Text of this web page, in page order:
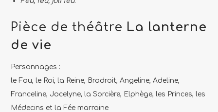
Pièce de théâtre La lanterne
de vie
Personnages :
le Fou, le Roi, la Reine, Bradroit, Angeline, Adeline,
Franceline, Jocelyne, la Sorcière, Elphège, les Princes, les
Médecins et la Fée marraine